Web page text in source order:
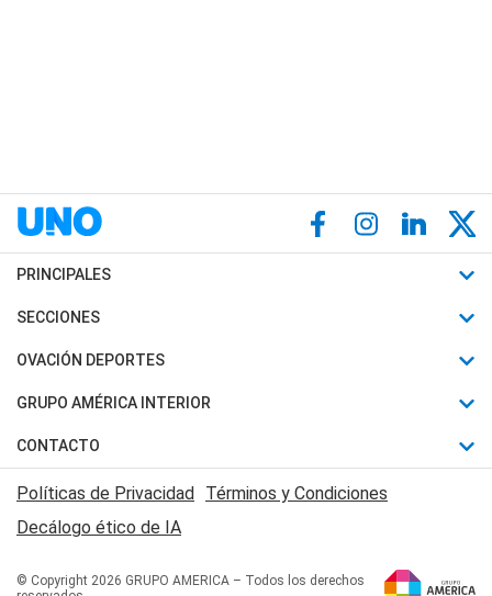
PRINCIPALES
Últimas Noticias
Política
Judiciales
Economia
SECCIONES
Horóscopo
Motores
Trucos caseros
Series y Películas
Edictos y Solicitadas
OVACIÓN DEPORTES
Fútbol
Mundial
Automovilismo
Rugby
Básquet
GRUPO AMÉRICA INTERIOR
Canal 7 en Vivo
San Juan 8
CONTACTO
Acerca de Nosotros
Contactanos
Políticas de Privacidad Términos y Condiciones
Decálogo ético de IA
© Copyright 2026 GRUPO AMERICA – Todos los derechos